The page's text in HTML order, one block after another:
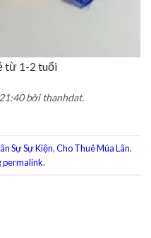
từ 1-2 tuổi
bởi thanhdat.
Sự Sự Kiện,Cho Thuê Múa Lân.
permalink.